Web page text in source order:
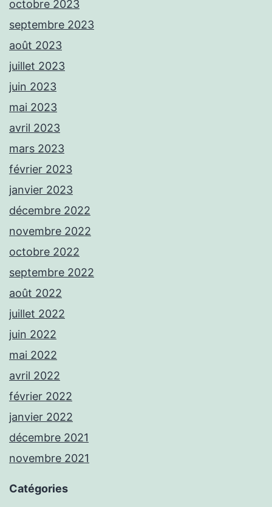
octobre 2023
septembre 2023
août 2023
juillet 2023
juin 2023
mai 2023
avril 2023
mars 2023
février 2023
janvier 2023
décembre 2022
novembre 2022
octobre 2022
septembre 2022
août 2022
juillet 2022
juin 2022
mai 2022
avril 2022
février 2022
janvier 2022
décembre 2021
novembre 2021
Catégories